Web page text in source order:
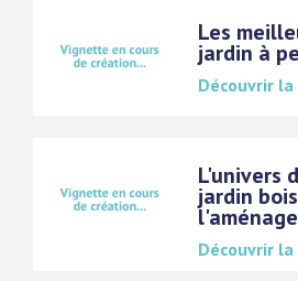
Les
jardin à
Découvrir la
L'univers
jardin
Découvrir la